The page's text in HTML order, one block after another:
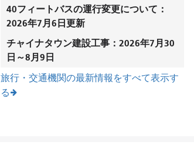
40フィートバスの運行変更について：
2026年7月6日更新
チャイナタウン建設工事：2026年7月30
日～8月9日
旅行・交通機関の最新情報をすべて表示す
る